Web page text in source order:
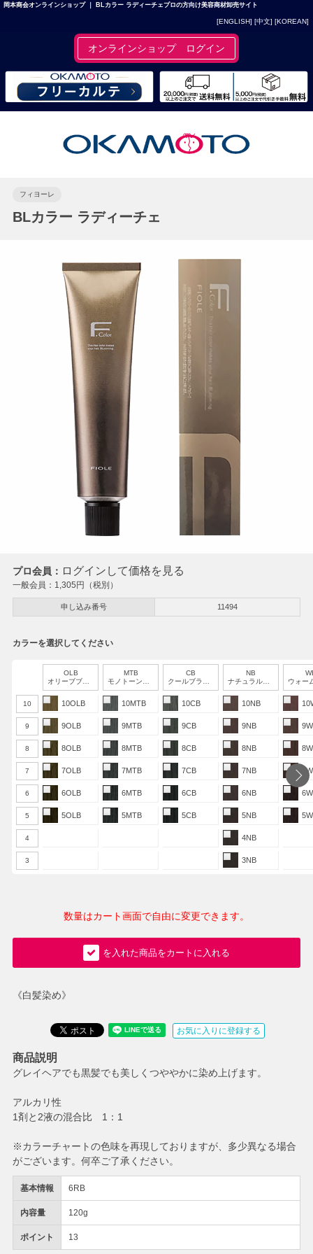
岡本商会オンラインショップ ｜ BLカラー ラディーチェプロの方向け美容商材卸売サイト
[ENGLISH] [中文] [KOREAN]
オンラインショップ ログイン
フィヨーレ
BLカラー ラディーチェ
プロ会員： ログインして価格を見る
一般会員： 1,305円（税別）
申し込み番号 11494
《白髪染め》
基本情報 6RB
内容量 120g
ポイント 13
カラーを選択してください
OLB
オリーブブラウン
MTB
モノトーンブラウン
CB
クールブラウン
NB
ナチュラルブラウン
ウォームブ
10 10OLB 10MTB 10CB 10NB
9 9OLB 9MTB 9CB 9NB
8 8OLB 8MTB 8CB 8NB
7 7OLB 7MTB 7CB 7NB
6 6OLB 6MTB 6CB 6NB
5 5OLB 5MTB 5CB 5NB
4 4NB
3 3NB
数量はカート画面で自由に変更できます。
を入れた商品をカートに入れる
お気に入りに登録する
商品説明
グレイヘアでも黒髪でも美しくつややかに染め上げます。
アルカリ性
1剤と2液の混合比 1：1
※カラーチャートの色味を再現しておりますが、多少異なる場合
がございます。何卒ご了承ください。